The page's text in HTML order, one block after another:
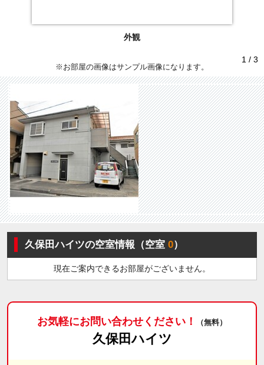
外観
1 / 3
※お部屋の画像はサンプル画像になります。
久保田ハイツの空室情報（空室0）
現在ご案内できるお部屋がございません。
お気軽にお問い合わせください！ （無料）
久保田ハイツ